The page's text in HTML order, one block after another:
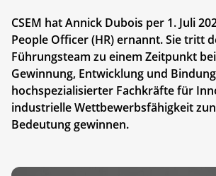
CSEM hat Annick Dubois per 1. Juli
People Officer (HR) ernannt. Sie tritt
Führungsteam zu einem Zeitpunkt
Gewinnung, Entwicklung und Bindung
hochspezialisierter Fachkräfte für
industrielle Wettbewerbsfähigkeit
Bedeutung gewinnen.